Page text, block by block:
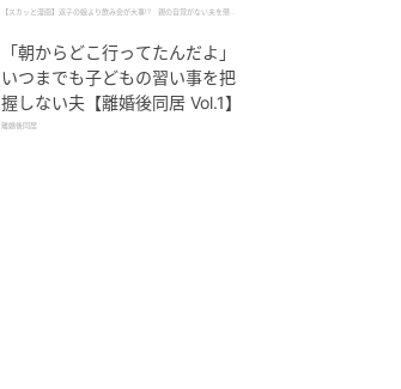
【スカッと漫画】双子の娘より飲み会が大事!? 親の自覚がない夫を懲ら
「朝からどこ行ってたんだよ」
いつまでも子どもの習い事を把
握しない夫【離婚後同居 Vol.1】
離婚後同居